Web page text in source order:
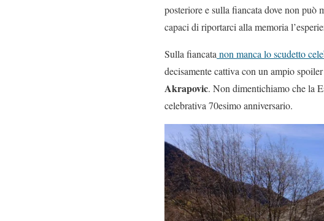
posteriore e sulla fiancata dove non può
capaci di riportarci alla memoria
Sulla fiancata non manca lo scudetto
decisamente cattiva con un ampio
Akrapovic. Non dimentichiamo che la
celebrativa 70esimo anniversario.